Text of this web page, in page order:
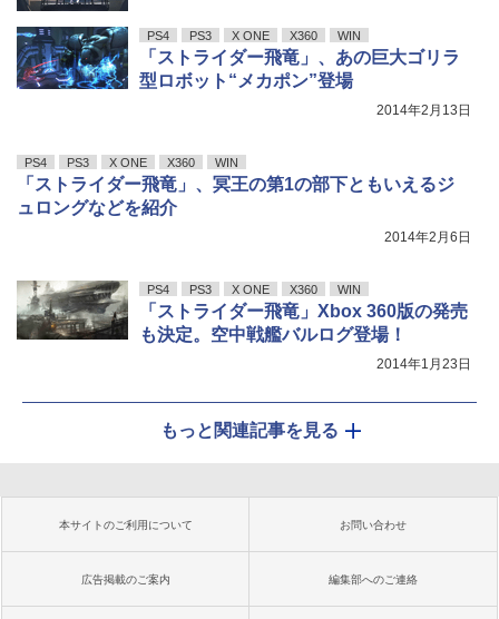
PS4 PS3 X ONE X360 WIN
「ストライダー飛竜」、あの巨大ゴリラ
型ロボット“メカポン”登場
2014年2月13日
PS4 PS3 X ONE X360 WIN
「ストライダー飛竜」、冥王の第1の部下ともいえるジ
ュロングなどを紹介
2014年2月6日
PS4 PS3 X ONE X360 WIN
「ストライダー飛竜」Xbox 360版の発売
も決定。空中戦艦バルログ登場！
2014年1月23日
もっと関連記事を見る
本サイトのご利用について お問い合わせ
広告掲載のご案内 編集部へのご連絡